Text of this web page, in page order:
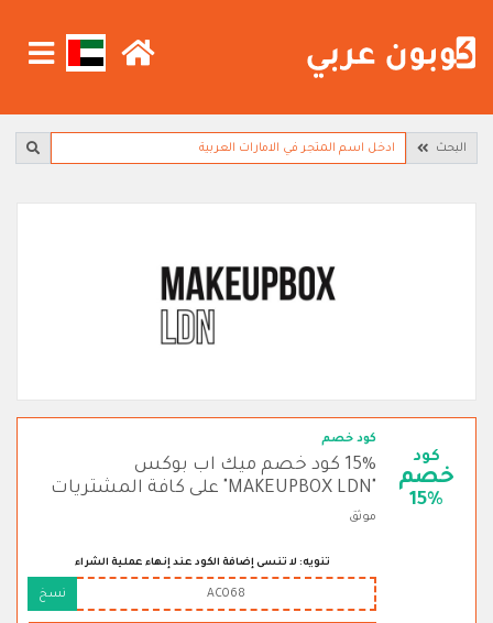
البحث
كود
خصم
15%
كود خصم
15% كود خصم ميك اب بوكس
"MAKEUPBOX LDN" على كافة المشتريات
موثق
تنويه: لا تنسى إضافة الكود عند إنهاء عملية الشراء
AC068 نسخ